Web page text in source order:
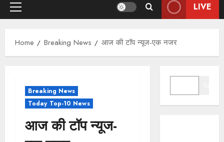
Primary
LIVE
Home Breaking News आज की टॉप न्यूज-एक नजर
Breaking News
Today Top-10 News
आज की टॉप न्यूज-